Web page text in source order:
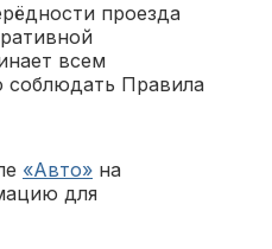
проезда
всем
соблюдать Правила
«Авто» на
для